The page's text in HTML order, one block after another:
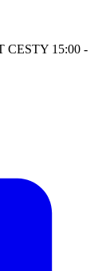
CESTY 15:00 -